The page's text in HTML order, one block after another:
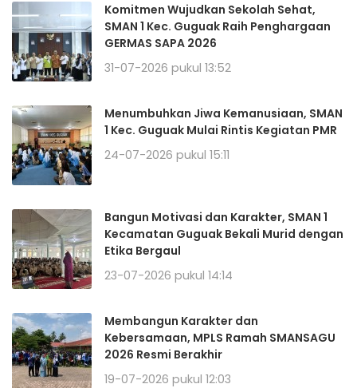
Komitmen Wujudkan Sekolah Sehat,
SMAN 1 Kec. Guguak Raih Penghargaan
GERMAS SAPA 2026
31-07-2026 pukul 13:52
Menumbuhkan Jiwa Kemanusiaan, SMAN
1 Kec. Guguak Mulai Rintis Kegiatan PMR
24-07-2026 pukul 15:11
Bangun Motivasi dan Karakter, SMAN 1
Kecamatan Guguak Bekali Murid dengan
Etika Bergaul
23-07-2026 pukul 14:14
Membangun Karakter dan
Kebersamaan, MPLS Ramah SMANSAGU
2026 Resmi Berakhir
19-07-2026 pukul 12:03